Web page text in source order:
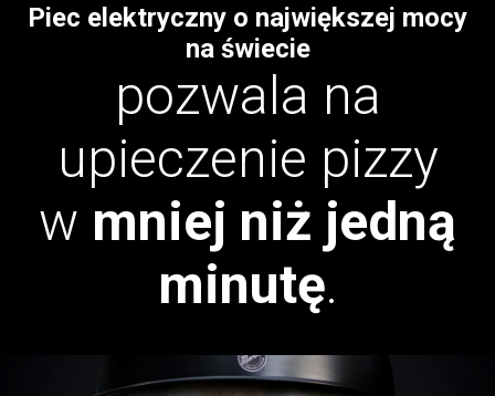
Piec elektryczny o największej mocy
na świecie
pozwala na
upieczenie pizzy
w mniej niż jedną
minutę.